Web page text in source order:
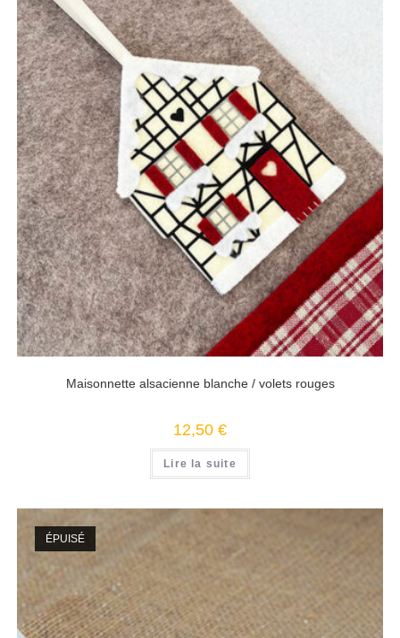
Maisonnette alsacienne blanche / volets rouges
12,50 €
Lire la suite
ÉPUISÉ